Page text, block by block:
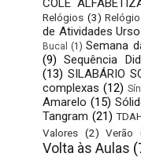
Relógios (3)
de Atividades
Bucal
(1) Semana
(9) Sequência
(13) SILABÁRIO
complexas (12)
Amarelo (15)
Tangram (21)
Valores (2) Verão
Volta às Aulas